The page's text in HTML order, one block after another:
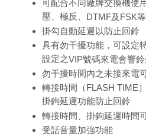
可配合不同廠牌交換機使
壓、極反、 DTMF及 FSK
掛勾自動延遲以防止回鈴
具有勿干擾功能，可設定
設定之VIP號碼來電會響
勿干擾時間內之未接來電
轉接時間（ FLASH TIME
掛鉤延遲功能防止回鈴
轉接時間、掛鉤延遲時間
受話音量加強功能